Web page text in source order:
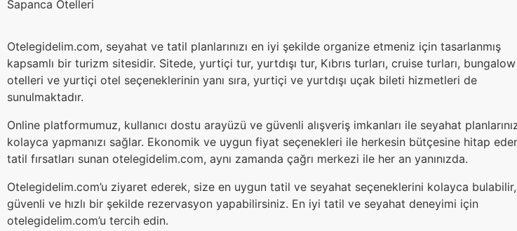
Sapanca Otelleri
Otelegidelim.com, seyahat ve tatil planlarınızı en iyi şekilde organize etmeniz için tasarlanmış
kapsamlı bir turizm sitesidir. Sitede, yurtiçi tur, yurtdışı tur, Kıbrıs turları, cruise turları, bungalow
otelleri ve yurtiçi otel seçeneklerinin yanı sıra, yurtiçi ve yurtdışı uçak bileti hizmetleri de
sunulmaktadır.
Online platformumuz, kullanıcı dostu arayüzü ve güvenli alışveriş imkanları ile seyahat
kolayca yapmanızı sağlar. Ekonomik ve uygun fiyat seçenekleri ile herkesin bütçesine hitap
tatil fırsatları sunan otelegidelim.com, aynı zamanda çağrı merkezi ile her an yanınızda.
Otelegidelim.com’u ziyaret ederek, size en uygun tatil ve seyahat seçeneklerini kolayca bulabilir,
güvenli ve hızlı bir şekilde rezervasyon yapabilirsiniz. En iyi tatil ve seyahat deneyimi için
otelegidelim.com’u tercih edin.